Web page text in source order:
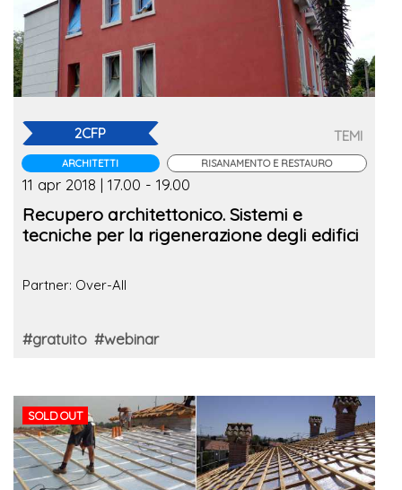
2CFP
ARCHITETTI
TEMI
RISANAMENTO E RESTAURO
11 apr 2018 | 17.00 - 19.00
Recupero architettonico. Sistemi e
tecniche per la rigenerazione degli edifici
Partner: Over-All
#gratuito #webinar
SOLD OUT